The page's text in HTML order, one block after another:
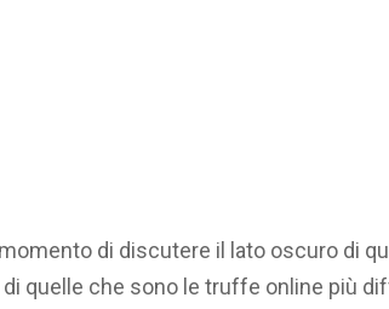
di discutere il lato oscuro di
quelle che sono le truffe online più